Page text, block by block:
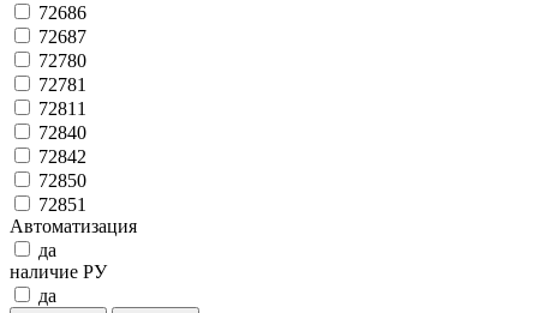
72686
72687
72780
72781
72811
72840
72842
72850
72851
Автоматизация
да
наличие РУ
да